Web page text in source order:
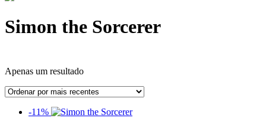
Simon the Sorcerer
Apenas um resultado
View
View
-11%